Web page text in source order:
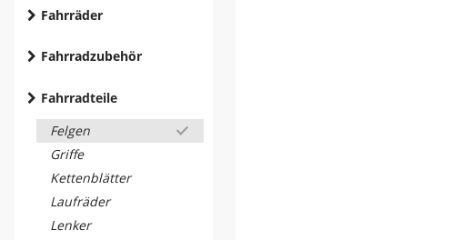
Fahrräder
Fahrradzubehör
Fahrradteile
Felgen
Griffe
Kettenblätter
Laufräder
Lenker